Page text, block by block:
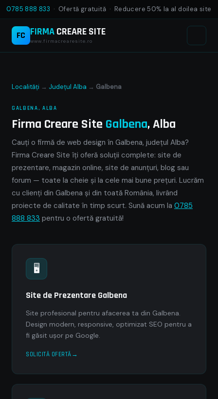
0785 888 833 · Ofertă gratuită · Reducere 50% la al doilea site
FC FIRMACREARE SITE
www.firmacrearesite.ro
Localități → Județul Alba → Galbena
GALBENA, ALBA
Firma Creare Site Galbena, Alba
Cauți o firmă de web design în Galbena, județul Alba?
Firma Creare Site îți oferă soluții complete: site de
prezentare, magazin online, site de anunțuri, blog sau
forum — toate la cheie și la cele mai bune prețuri. Lucrăm
cu clienți din Galbena și din toată România, livrând
proiecte de calitate în timp scurt. Sună acum la 0785
888 833 pentru o ofertă gratuită!
🖥
Site de Prezentare Galbena
Site profesional pentru afacerea ta din Galbena.
Design modern, responsive, optimizat SEO pentru a
fi găsit ușor pe Google.
SOLICITĂ OFERTĂ